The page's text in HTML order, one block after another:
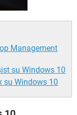
Management
su Windows 10
su Windows 10